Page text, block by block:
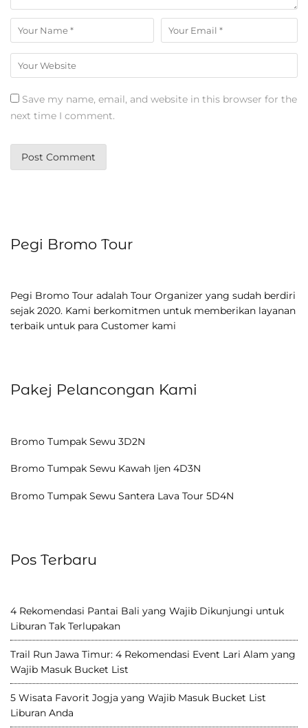
Save my name, email, and website in this browser for the
next time I comment.
Pegi Bromo Tour
Pegi Bromo Tour adalah Tour Organizer yang sudah berdiri
sejak 2020. Kami berkomitmen untuk memberikan layanan
terbaik untuk para Customer kami
Pakej Pelancongan Kami
Bromo Tumpak Sewu 3D2N
Bromo Tumpak Sewu Kawah Ijen 4D3N
Bromo Tumpak Sewu Santera Lava Tour 5D4N
Pos Terbaru
4 Rekomendasi Pantai Bali yang Wajib Dikunjungi untuk
Liburan Tak Terlupakan
Trail Run Jawa Timur: 4 Rekomendasi Event Lari Alam yang
Wajib Masuk Bucket List
5 Wisata Favorit Jogja yang Wajib Masuk Bucket List
Liburan Anda